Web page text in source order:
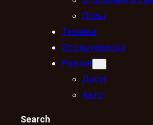
Полы
Техника
Это интересно
Разное
Досуг
Авто
Search